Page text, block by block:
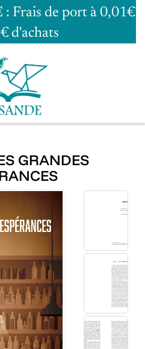
Frais de port à 0,01€
d'achats
GRANDES